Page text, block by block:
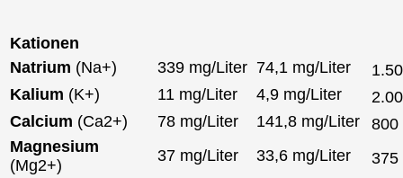
Kationen
Natrium (Na+) 339 mg/Liter 74,1 mg/Liter
Kalium (K+) 11 mg/Liter 4,9 mg/Liter
Calcium (Ca2+) 78 mg/Liter 141,8 mg/Liter
Magnesium
(Mg2+)
37 mg/Liter 33,6 mg/Liter